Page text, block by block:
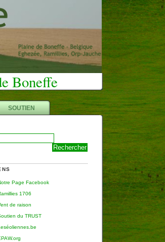
Boneffe
SOUTIEN
Page Facebook
1706
de raison
du TRUST